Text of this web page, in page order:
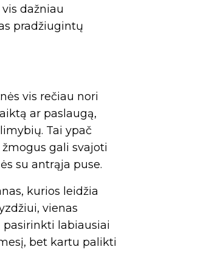
dažniau
pradžiugintų
vis rečiau nori
ar paslaugą,
Tai ypač
gali svajoti
su antrąja puse.
kurios leidžia
vienas
labiausiai
bet kartu palikti